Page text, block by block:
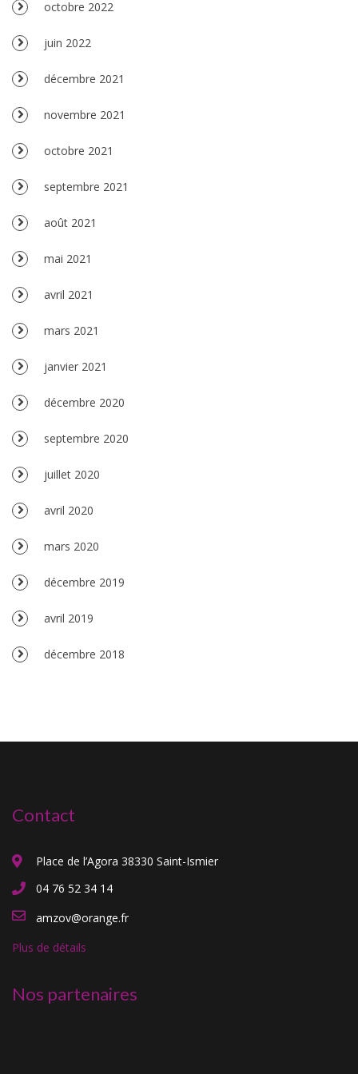
octobre 2022
juin 2022
décembre 2021
novembre 2021
octobre 2021
septembre 2021
août 2021
mai 2021
avril 2021
mars 2021
janvier 2021
décembre 2020
septembre 2020
juillet 2020
avril 2020
mars 2020
décembre 2019
avril 2019
décembre 2018
Contact
Place de l’Agora 38330 Saint-Ismier
04 76 52 34 14
amzov@orange.fr
Plus de détails
Nos partenaires